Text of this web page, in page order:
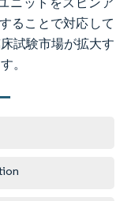
ることで対応して
試験市場が拡大す
。